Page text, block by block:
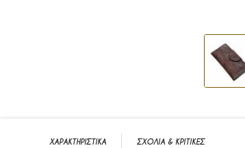
ΧΑΡΑΚΤΗΡΙΣΤΙΚΑ ΣΧΟΛΙΑ & ΚΡΙΤΙΚΕΣ